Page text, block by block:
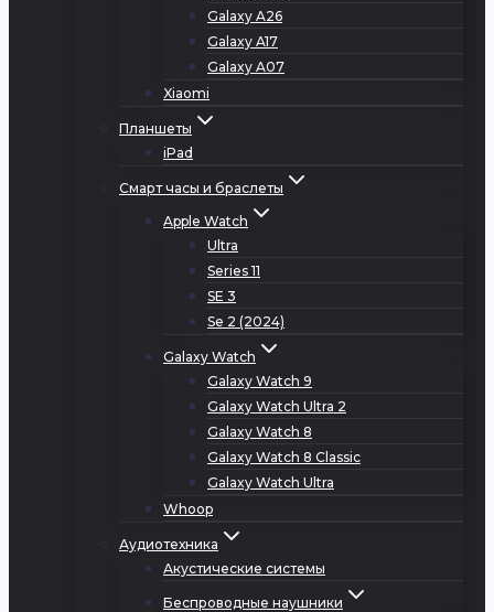
Galaxy A26
Galaxy A17
Galaxy A07
Xiaomi
Планшеты
iPad
Смарт часы и браслеты
Apple Watch
Ultra
Series 11
SE 3
Se 2 (2024)
Galaxy Watch
Galaxy Watch 9
Galaxy Watch Ultra 2
Galaxy Watch 8
Galaxy Watch 8 Classic
Galaxy Watch Ultra
Whoop
Аудиотехника
Акустические системы
Беспроводные наушники